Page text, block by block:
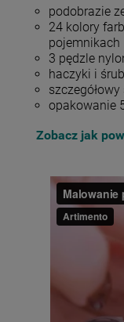
podobrazie
24 kolory
pojemnikach
3 pędzle
haczyki i
opakowanie
Zobacz jak